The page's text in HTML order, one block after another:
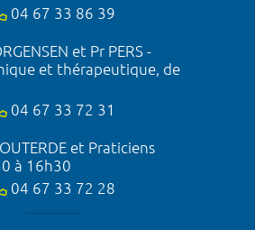
04 67 33 86 39
et Pr PERS -
et thérapeutique, de
04 67 33 72 31
et Praticiens
à 16h30
04 67 33 72 28